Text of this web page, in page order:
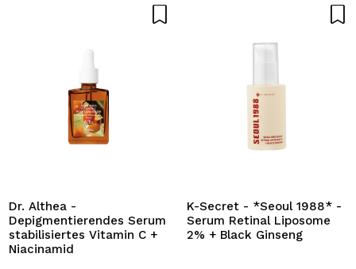
Dr. Althea -
Depigmentierendes Serum
stabilisiertes Vitamin C +
Niacinamid
K-Secret - *Seoul 1988* -
Serum Retinal Liposome
2% + Black Ginseng